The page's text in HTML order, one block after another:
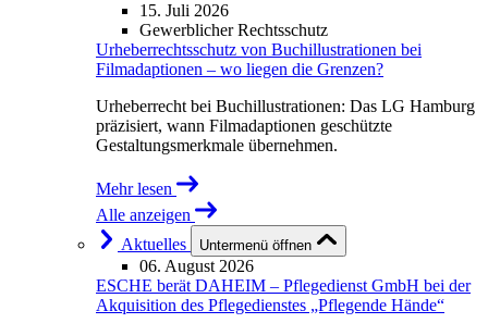
15. Juli 2026
Gewerblicher Rechtsschutz
Urheberrechtsschutz von Buchillustrationen bei
Filmadaptionen – wo liegen die Grenzen?
Urheberrecht bei Buchillustrationen: Das LG Hamburg
präzisiert, wann Filmadaptionen geschützte
Gestaltungsmerkmale übernehmen.
Mehr lesen
Alle anzeigen
Aktuelles
Untermenü öffnen
06. August 2026
ESCHE berät DAHEIM – Pflegedienst GmbH bei der
Akquisition des Pflegedienstes „Pflegende Hände“